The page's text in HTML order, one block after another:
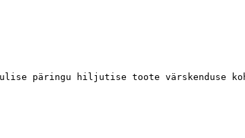
päringu hiljutise toote